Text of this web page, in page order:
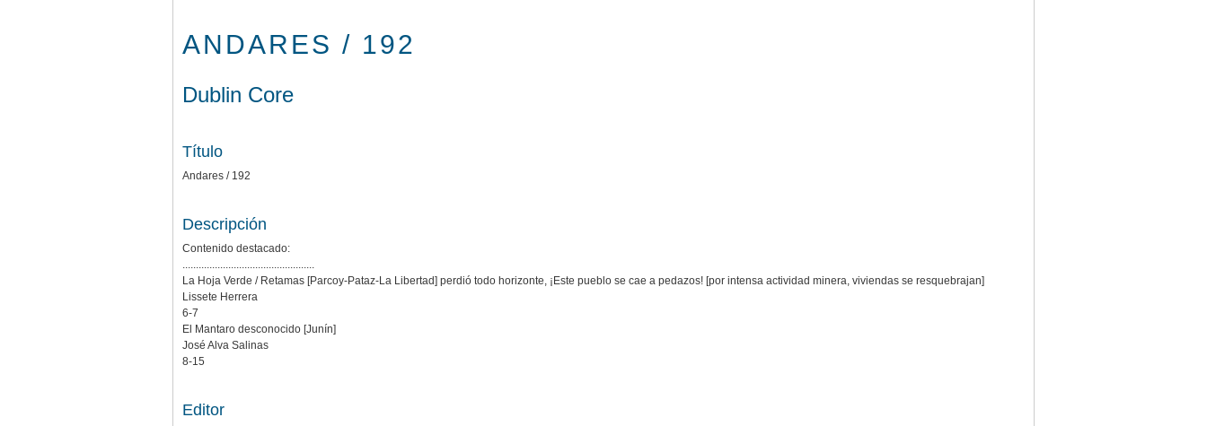
ANDARES / 192
Dublin Core
Título
Andares / 192
Descripción
Contenido destacado:
La Hoja Verde / Retamas [Parcoy-Pataz-La Libertad] perdió todo horizonte, ¡Este pueblo se cae a pedazos! [por intensa actividad minera, viviendas se resquebrajan]
Lissete Herrera
6-7
El Mantaro desconocido [Junín]
José Alva Salinas
8-15
Editor